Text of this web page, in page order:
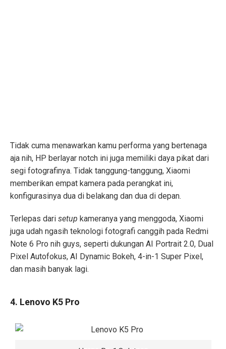
Tidak cuma menawarkan kamu performa yang bertenaga
aja nih, HP berlayar notch ini juga memiliki daya pikat dari
segi fotografinya. Tidak tanggung-tanggung, Xiaomi
memberikan empat kamera pada perangkat ini,
konfigurasinya dua di belakang dan dua di depan.
Terlepas dari setup kameranya yang menggoda, Xiaomi
juga udah ngasih teknologi fotografi canggih pada Redmi
Note 6 Pro nih guys, seperti dukungan AI Portrait 2.0, Dual
Pixel Autofokus, AI Dynamic Bokeh, 4-in-1 Super Pixel,
dan masih banyak lagi.
4. Lenovo K5 Pro